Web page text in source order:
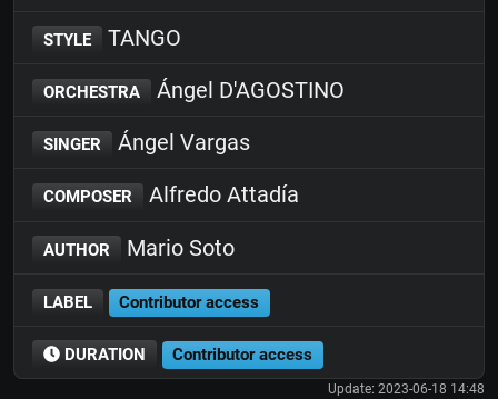
STYLE TANGO
ORCHESTRA Ángel D'AGOSTINO
SINGER Ángel Vargas
COMPOSER Alfredo Attadía
AUTHOR Mario Soto
LABEL Contributor access
DURATION Contributor access
Update: 2023-06-18 14:48